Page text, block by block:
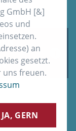
stammenden
den
das
GmbH [&]
und
an
gesetzt.
freuen.
JA, GERN